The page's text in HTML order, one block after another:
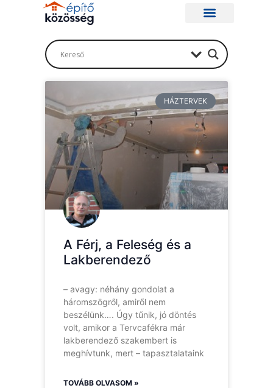
HÁZTERVEK
A Férj, a Feleség és a
Lakberendező
– avagy: néhány gondolat a
háromszögről, amiről nem
beszélünk…. Úgy tűnik, jó döntés
volt, amikor a Tervcafékra már
lakberendező szakembert is
meghívtunk, mert – tapasztalataink
TOVÁBB OLVASOM »